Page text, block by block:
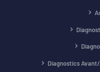
Diagnostics